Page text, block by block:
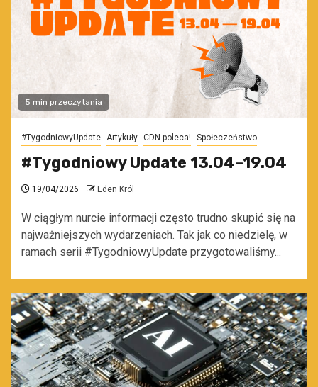
5 min przeczytania
#TygodniowyUpdate Artykuły CDN poleca! Społeczeństwo
#Tygodniowy Update 13.04–19.04
19/04/2026 Eden Król
W ciągłym nurcie informacji często trudno skupić się na
najważniejszych wydarzeniach. Tak jak co niedzielę, w
ramach serii #TygodniowyUpdate przygotowaliśmy...